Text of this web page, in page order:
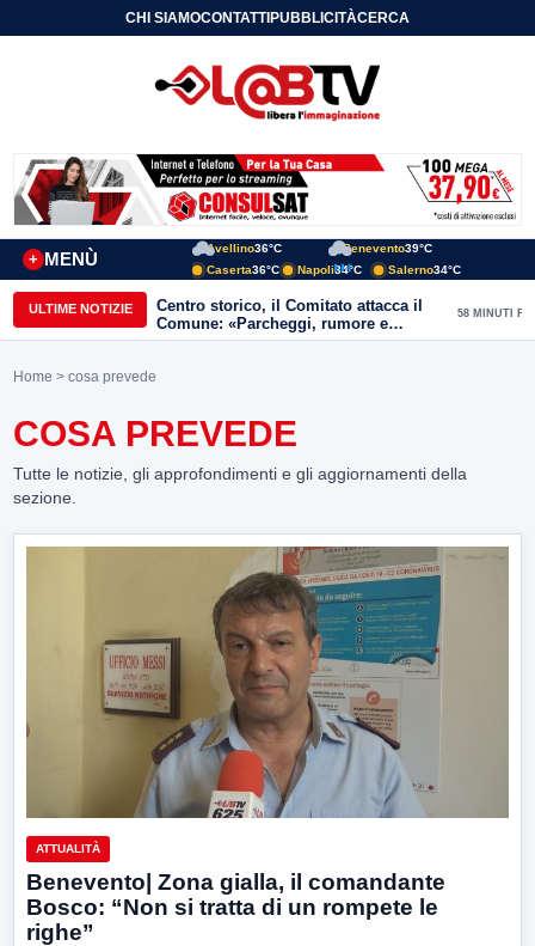
CHI SIAMOCONTATTIPUBBLICITÀCERCA
MENÙ
+
Avellino36°C Benevento39°C
Caserta36°C Napoli34°C Salerno34°C
ULTIME NOTIZIE
Centro storico, il Comitato attacca il
Comune: «Parcheggi, rumore e
degrado, servono risposte immediate»
58 MINUTI FA
Home > cosa prevede
COSA PREVEDE
Tutte le notizie, gli approfondimenti e gli aggiornamenti della
sezione.
ATTUALITÀ
Benevento| Zona gialla, il comandante
Bosco: “Non si tratta di un rompete le
righe”